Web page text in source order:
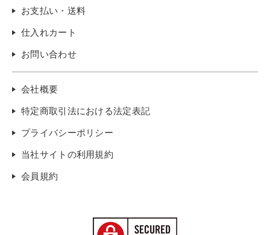
お支払い・送料
仕入れカート
お問い合わせ
会社概要
特定商取引法における法定表記
プライバシーポリシー
当社サイトの利用規約
会員規約